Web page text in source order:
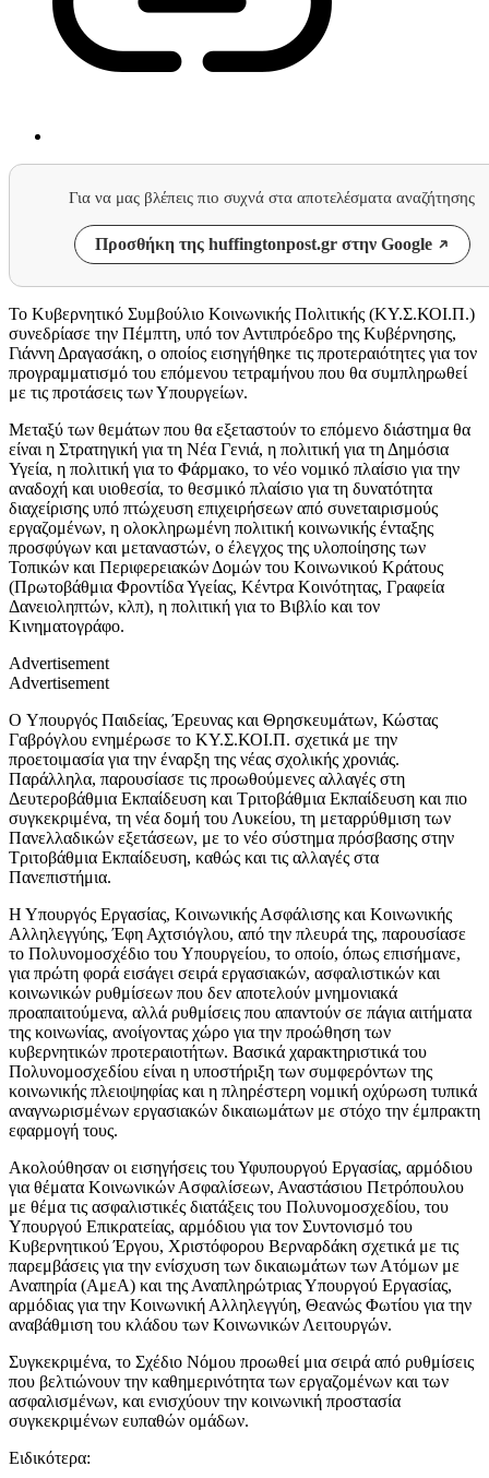
Για να μας βλέπεις πιο συχνά στα αποτελέσματα αναζήτησης
Προσθήκη της huffingtonpost.gr στην Google
Το Κυβερνητικό Συμβούλιο Κοινωνικής Πολιτικής (ΚΥ.Σ.ΚΟΙ.Π.)
συνεδρίασε την Πέμπτη, υπό τον Αντιπρόεδρο της Κυβέρνησης,
Γιάννη Δραγασάκη, ο οποίος εισηγήθηκε τις προτεραιότητες για τον
προγραμματισμό του επόμενου τετραμήνου που θα συμπληρωθεί
με τις προτάσεις των Υπουργείων.
Μεταξύ των θεμάτων που θα εξεταστούν το επόμενο διάστημα θα
είναι η Στρατηγική για τη Νέα Γενιά, η πολιτική για τη Δημόσια
Υγεία, η πολιτική για το Φάρμακο, το νέο νομικό πλαίσιο για την
αναδοχή και υιοθεσία, το θεσμικό πλαίσιο για τη δυνατότητα
διαχείρισης υπό πτώχευση επιχειρήσεων από συνεταιρισμούς
εργαζομένων, η ολοκληρωμένη πολιτική κοινωνικής ένταξης
προσφύγων και μεταναστών, ο έλεγχος της υλοποίησης των
Τοπικών και Περιφερειακών Δομών του Κοινωνικού Κράτους
(Πρωτοβάθμια Φροντίδα Υγείας, Κέντρα Κοινότητας, Γραφεία
Δανειοληπτών, κλπ), η πολιτική για το Βιβλίο και τον
Κινηματογράφο.
Advertisement
Advertisement
O Υπουργός Παιδείας, Έρευνας και Θρησκευμάτων, Κώστας
Γαβρόγλου ενημέρωσε το ΚΥ.Σ.ΚΟΙ.Π. σχετικά με την
προετοιμασία για την έναρξη της νέας σχολικής χρονιάς.
Παράλληλα, παρουσίασε τις προωθούμενες αλλαγές στη
Δευτεροβάθμια Εκπαίδευση και Τριτοβάθμια Εκπαίδευση και πιο
συγκεκριμένα, τη νέα δομή του Λυκείου, τη μεταρρύθμιση των
Πανελλαδικών εξετάσεων, με το νέο σύστημα πρόσβασης στην
Τριτοβάθμια Εκπαίδευση, καθώς και τις αλλαγές στα
Πανεπιστήμια.
Η Υπουργός Εργασίας, Κοινωνικής Ασφάλισης και Κοινωνικής
Αλληλεγγύης, Έφη Αχτσιόγλου, από την πλευρά της, παρουσίασε
το Πολυνομοσχέδιο του Υπουργείου, το οποίο, όπως επισήμανε,
για πρώτη φορά εισάγει σειρά εργασιακών, ασφαλιστικών και
κοινωνικών ρυθμίσεων που δεν αποτελούν μνημονιακά
προαπαιτούμενα, αλλά ρυθμίσεις που απαντούν σε πάγια αιτήματα
της κοινωνίας, ανοίγοντας χώρο για την προώθηση των
κυβερνητικών προτεραιοτήτων. Βασικά χαρακτηριστικά του
Πολυνομοσχεδίου είναι η υποστήριξη των συμφερόντων της
κοινωνικής πλειοψηφίας και η πληρέστερη νομική οχύρωση τυπικά
αναγνωρισμένων εργασιακών δικαιωμάτων με στόχο την έμπρακτη
εφαρμογή τους.
Ακολούθησαν οι εισηγήσεις του Υφυπουργού Εργασίας, αρμόδιου
για θέματα Κοινωνικών Ασφαλίσεων, Αναστάσιου Πετρόπουλου
με θέμα τις ασφαλιστικές διατάξεις του Πολυνομοσχεδίου, του
Υπουργού Επικρατείας, αρμόδιου για τον Συντονισμό του
Κυβερνητικού Έργου, Χριστόφορου Βερναρδάκη σχετικά με τις
παρεμβάσεις για την ενίσχυση των δικαιωμάτων των Ατόμων με
Αναπηρία (ΑμεΑ) και της Αναπληρώτριας Υπουργού Εργασίας,
αρμόδιας για την Κοινωνική Αλληλεγγύη, Θεανώς Φωτίου για την
αναβάθμιση του κλάδου των Κοινωνικών Λειτουργών.
Συγκεκριμένα, το Σχέδιο Νόμου προωθεί μια σειρά από ρυθμίσεις
που βελτιώνουν την καθημερινότητα των εργαζομένων και των
ασφαλισμένων, και ενισχύουν την κοινωνική προστασία
συγκεκριμένων ευπαθών ομάδων.
Ειδικότερα: